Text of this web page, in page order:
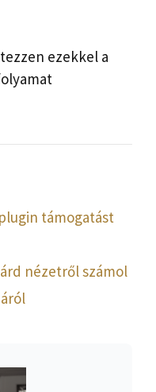
ezekkel a
támogatást
nézetről számol